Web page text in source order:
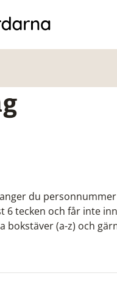
du
6 tecken och får inte
bokstäver (a-z) och